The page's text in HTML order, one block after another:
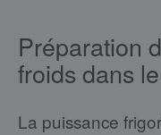
Préparation
froids dans
La puissance